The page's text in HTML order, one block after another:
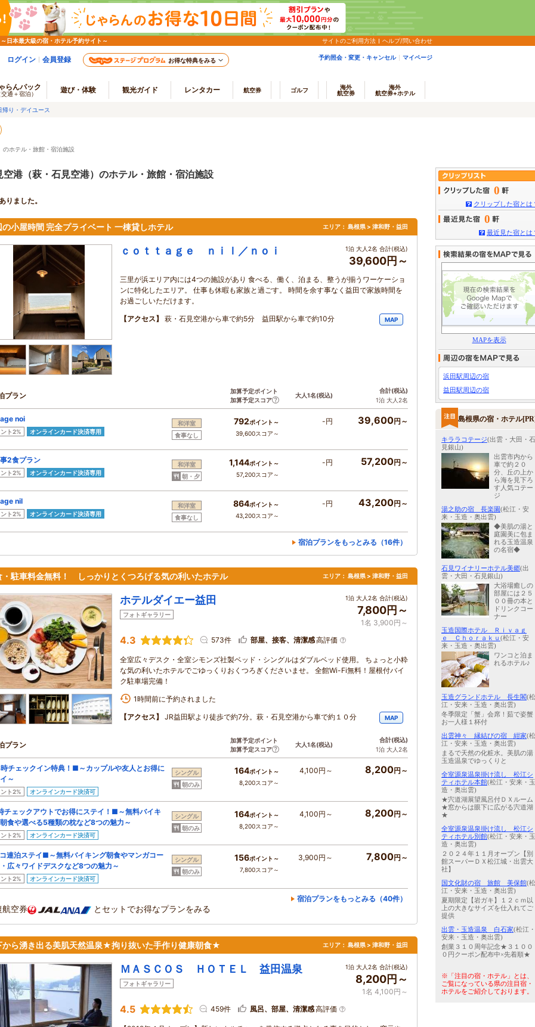
日本最大級の宿・ホテル予約サイト～ サイトのご利用方法 ヘルプ/問い合わせ
ログイン 会員登録 お得な特典をみる 予約照会・変更・キャンセル マイページ
らんパック
交通＋宿泊） 遊び・体験 観光ガイド レンタカー 航空券 ゴルフ
海外
航空券
海外
航空券+ホテル
帰り・デイユース
のホテル・旅館・宿泊施設
空港（萩・石見空港）のホテル・旅館・宿泊施設
りました。
の小屋時間 完全プライベート 一棟貸しホテル エリア： 島根県 > 津和野・益田
ｃｏｔｔａｇｅ ｎｉｌ／ｎｏｉ 1泊 大人2名 合計(税込)
39,600円～
三里が浜エリア内には4つの施設があり 食べる、働く、泊まる、整うが揃うワーケーショ
ンに特化したエリア。 仕事も休暇も家族と過ごす。 時間を余す事なく益田で家族時間を
お過ごしいただけます。
【アクセス】
萩・石見空港から車で約5分 益田駅から車で約10分 MAP
プラン
加算予定ポイント
加算予定スコア
大人1名(税込)
合計(税込)
1泊 大人2名
noi
ト2% オンラインカード決済専用
和洋室
食事なし
792ポイント～
39,600スコア～
-円 39,600円～
2食プラン
ト2% オンラインカード決済専用
和洋室
朝・夕
1,144ポイント～
57,200スコア～
-円 57,200円～
nil
ト2% オンラインカード決済専用
和洋室
食事なし
864ポイント～
43,200スコア～
-円 43,200円～
宿泊プランをもっとみる（16件）
・駐車料金無料！ しっかりとくつろげる気の利いたホテル エリア： 島根県 > 津和野・益田
ホテルダイエー益田
フォトギャラリー
1泊 大人2名 合計(税込)
7,800円～
1名 3,900円～
4.3 573件 部屋、接客、清潔感高評価
全室広々デスク・全室シモンズ社製ベッド・シングルはダブルベッド使用。 ちょっと小粋
な気の利いたホテルでごゆっくりおくつろぎくださいませ。 全館Wi-Fi無料！屋根付バイ
ク駐車場完備！
1時間前に予約されました
【アクセス】
JR益田駅より徒歩で約7分。萩・石見空港から車で約１０分 MAP
プラン
加算予定ポイント
加算予定スコア
大人1名(税込)
合計(税込)
1泊 大人2名
チェックイン特典！■～カップルや友人とお得に
～
ト2% オンラインカード決済可
シングル
朝のみ
164ポイント～
8,200スコア～
4,100円～ 8,200円～
チェックアウトでお得にステイ！■～無料バイキ
食や選べる5種類の枕など8つの魅力～
ト2% オンラインカード決済可
シングル
朝のみ
164ポイント～
8,200スコア～
4,100円～ 8,200円～
連泊ステイ■～無料バイキング朝食やマンガコー
広々ワイドデスクなど8つの魅力～
ト2% オンラインカード決済可
シングル
朝のみ
156ポイント～
7,800スコア～
3,900円～ 7,800円～
宿泊プランをもっとみる（40件）
航空券 とセットでお得なプランをみる
から湧き出る美肌天然温泉★拘り抜いた手作り健康朝食★ エリア： 島根県 > 津和野・益田
ＭＡＳＣＯＳ ＨＯＴＥＬ 益田温泉
フォトギャラリー
1泊 大人2名 合計(税込)
8,200円～
1名 4,100円～
4.5 459件 風呂、部屋、清潔感高評価
0
クリップした宿とは
0
最近見た宿とは
MAPを表示
浜田駅周辺の宿
益田駅周辺の宿
島根県の宿・ホテル
キララコテージ(出雲・大田・石
見銀山)
出雲市内から
車で約２０
分、丘の上か
ら海を見下ろ
す人気コテー
ジ
湯之助の宿 長楽園(松江・安
来・玉造・奥出雲)
◆美肌の湯と
庭園美に包ま
れる玉造温泉
の名宿◆
石見ワイナリーホテル美郷(出
雲・大田・石見銀山)
大浴場癒しの
部屋には２５
００冊の本と
ドリンクコー
ナー
玉造国際ホテル Ｒｉｖａｇ
ｅ Ｃｈｏｒａｋｕ (松江・安
来・玉造・奥出雲)
ワンコと泊ま
れるホテル♪
玉造グランドホテル 長生閣(松
江・安来・玉造・奥出雲)
冬季限定「蟹」会席！茹で姿蟹
お一人様１杯付
出雲神々 縁結びの宿 紺家(松
江・安来・玉造・奥出雲)
まるで天然の化粧水。美肌の湯
玉造温泉でゆっくりと
全室源泉温泉掛け流し 松江シ
ティホテル本館(松江・安来・玉
造・奥出雲)
★宍道湖展望風呂付ＤＸルーム
★窓からは眼下に広がる宍道湖
★
全室源泉温泉掛け流し 松江シ
ティホテル別館(松江・安来・玉
造・奥出雲)
２０２４年１１月オープン【別
館スーパーＤＸ松江城・出雲大
社】
国文化財の宿 旅館 美保館(松
江・安来・玉造・奥出雲)
夏期限定【岩ガキ】１２ｃｍ以
上の大きなサイズを仕入れてご
提供
出雲・玉造温泉 白石家(松江・
安来・玉造・奥出雲)
創業３１０周年記念★３１００
０円クーポン配布中×先着順★
※「注目の宿・ホテル」とは、
ご覧になっている県の注目宿・
ホテルをご紹介しております。